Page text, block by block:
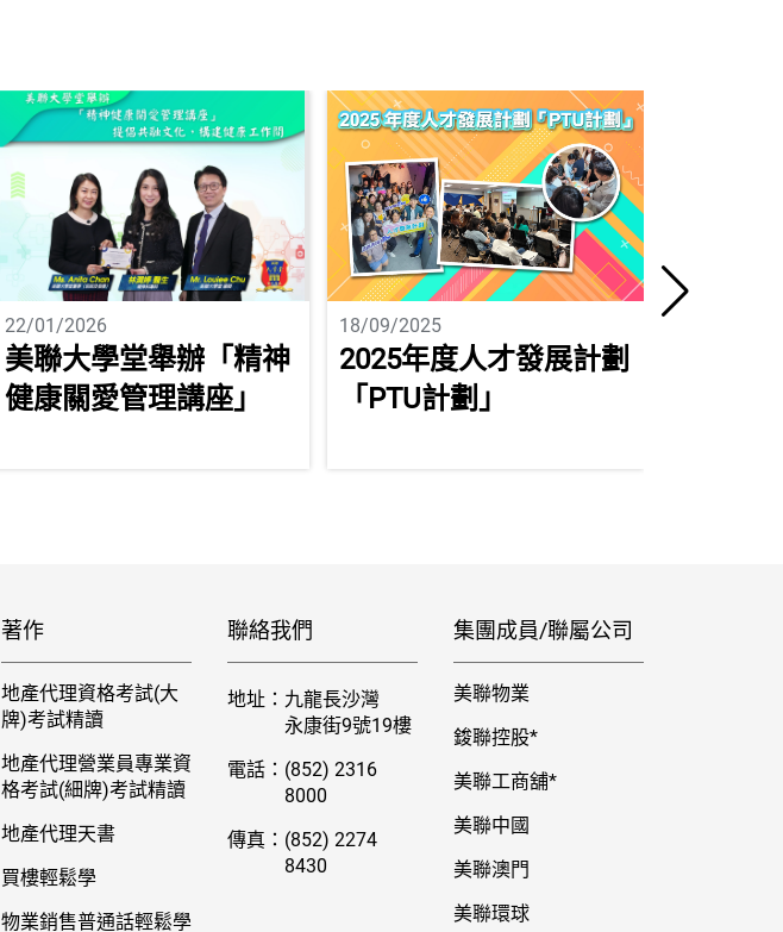
22/01/2026
美聯大學堂舉辦「精神
健康關愛管理講座」
18/09/2025
2025年度人才發展計劃
「PTU計劃」
著作
地產代理資格考試(大
牌)考試精讀
地產代理營業員專業資
格考試(細牌)考試精讀
地產代理天書
買樓輕鬆學
物業銷售普通話輕鬆學
聯絡我們
地址： 九龍長沙灣
永康街9號19樓
電話： (852) 2316
8000
傳真： (852) 2274
8430
集團成員/聯屬公司
美聯物業
鋑聯控股*
美聯工商舖*
美聯中國
美聯澳門
美聯環球